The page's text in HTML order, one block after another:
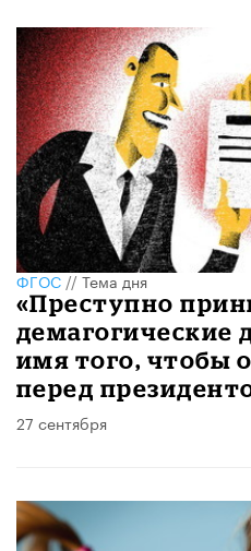
ФГОС//Тема дня
«Преступно
демагогические
имя того, чтобы
перед
27 сентября